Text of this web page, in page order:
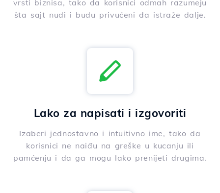
vrsti biznisa, tako da korisnici odmah razumeju
šta sajt nudi i budu privučeni da istraže dalje.
Lako za napisati i izgovoriti
Izaberi jednostavno i intuitivno ime, tako da
korisnici ne naiđu na greške u kucanju ili
pamćenju i da ga mogu lako prenijeti drugima.